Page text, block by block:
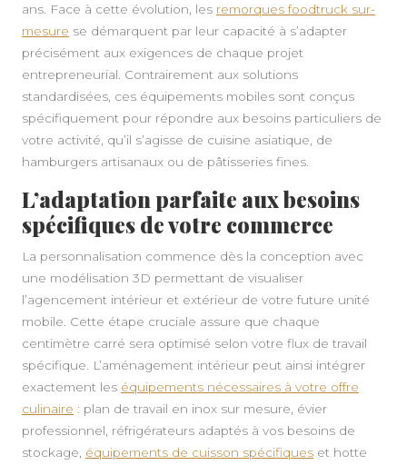
ans. Face à cette évolution, les remorques foodtruck sur-
mesure se démarquent par leur capacité à s’adapter
précisément aux exigences de chaque projet
entrepreneurial. Contrairement aux solutions
standardisées, ces équipements mobiles sont conçus
spécifiquement pour répondre aux besoins particuliers de
votre activité, qu’il s’agisse de cuisine asiatique, de
hamburgers artisanaux ou de pâtisseries fines.
L’adaptation parfaite aux besoins
spécifiques de votre commerce
La personnalisation commence dès la conception avec
une modélisation 3D permettant de visualiser
l’agencement intérieur et extérieur de votre future unité
mobile. Cette étape cruciale assure que chaque
centimètre carré sera optimisé selon votre flux de travail
spécifique. L’aménagement intérieur peut ainsi intégrer
exactement les équipements nécessaires à votre offre
culinaire : plan de travail en inox sur mesure, évier
professionnel, réfrigérateurs adaptés à vos besoins de
stockage, équipements de cuisson spécifiques et hotte
KNELLE